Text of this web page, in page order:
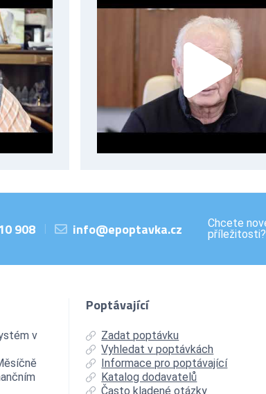
908 | info@epoptavka.cz
Chcete
příležitosti?
v
Poptávající
Zadat poptávku
Vyhledat v poptávkách
Informace pro poptávající
Katalog dodavatelů
Často kladené otázky